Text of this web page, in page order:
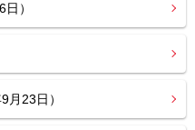
）
月23日）